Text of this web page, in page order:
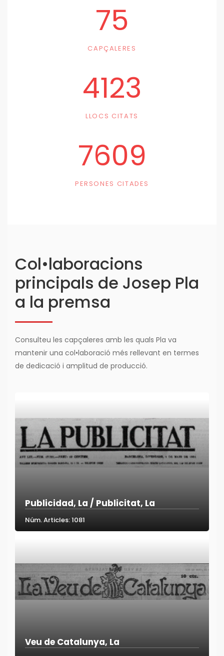
75
CAPÇALERES
4123
LLOCS CITATS
7609
PERSONES CITADES
Col•laboracions
principals de Josep Pla
a la premsa
Consulteu les capçaleres amb les quals Pla va
mantenir una col•laboració més rellevant en termes
de dedicació i amplitud de producció.
Publicidad, La / Publicitat, La
Núm. Articles: 1081
Veu de Catalunya, La